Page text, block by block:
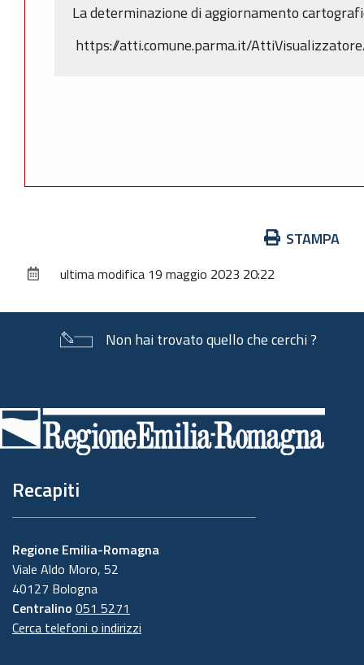
La determinazione di aggiornamento
https://atti.comune.parma.it/
documento
STAMPA
ultima modifica 19 maggio 2023 20:22
Non hai trovato quello che cerchi ?
di
pagina
Recapiti
Regione Emilia-Romagna
Viale Aldo Moro, 52
40127 Bologna
Centralino 051 5271
Cerca telefoni o indirizzi